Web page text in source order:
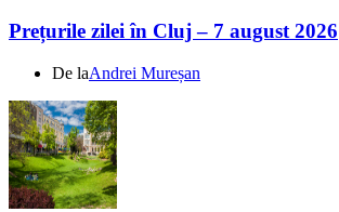
Prețurile zilei în Cluj – 7 august 2026
De laAndrei Mureșan